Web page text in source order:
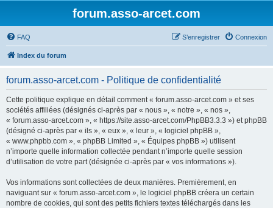
forum.asso-arcet.com
FAQ Connexion
S’enregistrer
Index du forum
forum.asso-arcet.com - Politique de confidentialité
Cette politique explique en détail comment « forum.asso-arcet.com » et ses
sociétés affiliées (désignés ci-après par « nous », « notre », « nos »,
« forum.asso-arcet.com », « https://site.asso-arcet.com/PhpBB3.3.3 ») et phpBB
(désigné ci-après par « ils », « eux », « leur », « logiciel phpBB »,
« www.phpbb.com », « phpBB Limited », « Équipes phpBB ») utilisent
n’importe quelle information collectée pendant n’importe quelle session
d’utilisation de votre part (désignée ci-après par « vos informations »).
Vos informations sont collectées de deux manières. Premièrement, en
naviguant sur « forum.asso-arcet.com », le logiciel phpBB créera un certain
nombre de cookies, qui sont des petits fichiers textes téléchargés dans les